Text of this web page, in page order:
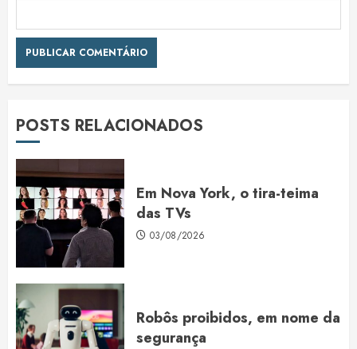
POSTS RELACIONADOS
Em Nova York, o tira-teima
das TVs
03/08/2026
Robôs proibidos, em nome da
segurança